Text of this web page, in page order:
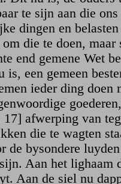
te sijn aan die
dingen en
die te doen, maar
end gemene Wet
is, een gemeen
ieder ding doen
17] afwerping van
die te wagten
de bysondere
sijn. Aan het lighaam
Aan de siel nu